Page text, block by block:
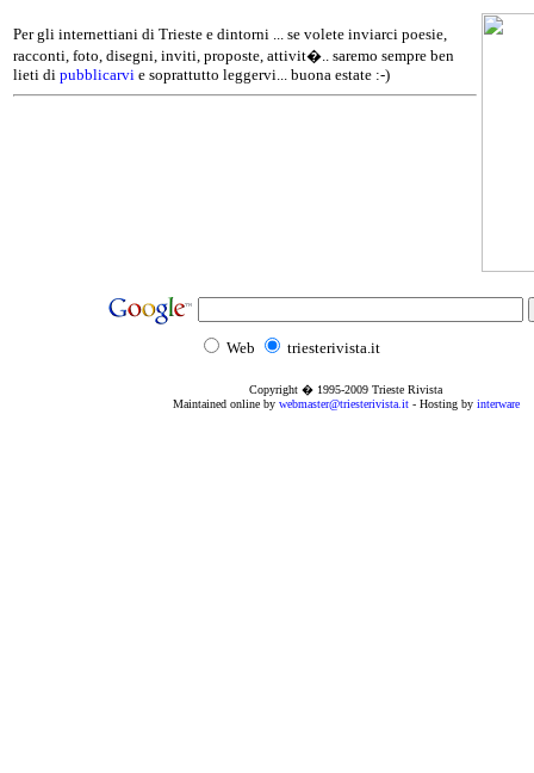
Per gli internettiani di Trieste e dintorni ... se volete inviarci poesie,
racconti, foto, disegni, inviti, proposte, attivit�.. saremo sempre ben
lieti di pubblicarvi e soprattutto leggervi... buona estate :-)
Web triesterivista.it
Copyright � 1995-2009 Trieste Rivista
Maintained online by webmaster@triesterivista.it- Hosting by interware